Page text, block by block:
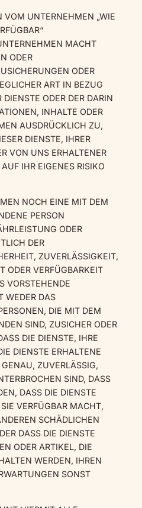
VOM UNTERNEHMEN „WIE
MACHT
ODER
ODER
ART IN BEZUG
DIENSTE ODER DER DARIN
INHALTE ODER
AUSDRÜCKLICH ZU,
DIENSTE, IHRER
VON UNS ERHALTENER
IHR EIGENES RISIKO
NOCH EINE MIT DEM
PERSON
ODER
DER
ZUVERLÄSSIGKEIT,
ODER VERFÜGBARKEIT
VORSTEHENDE
WEDER DAS
DIE MIT DEM
SIND, ZUSICHER ODER
DIE DIENSTE, IHRE
DIENSTE ERHALTENE
ZUVERLÄSSIG,
SIND, DASS
DASS DIE DIENSTE
VERFÜGBAR MACHT,
SCHÄDLICHEN
DASS DIE DIENSTE
ODER ARTIKEL, DIE
WERDEN, IHREN
SONST